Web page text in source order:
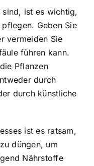
sind, ist es wichtig,
Geben Sie
vermeiden Sie
führen kann.
Pflanzen
durch
durch künstliche
ist es ratsam,
düngen, um
Nährstoffe